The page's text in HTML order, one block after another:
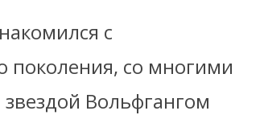
с
со многими
Вольфгангом